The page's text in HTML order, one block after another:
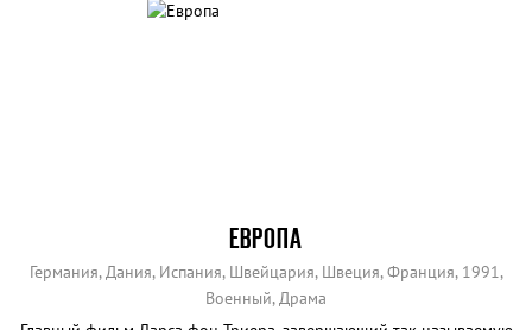
ЕВРОПА
Германия, Дания, Испания, Швейцария, Швеция, Франция, 1991,
Военный, Драма